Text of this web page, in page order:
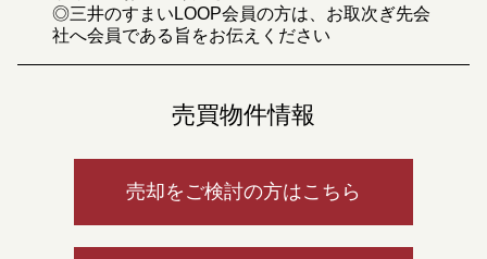
◎三井のすまいLOOP会員の方は、お取次ぎ先会
社へ会員である旨をお伝えください
売買物件情報
売却をご検討の方はこちら